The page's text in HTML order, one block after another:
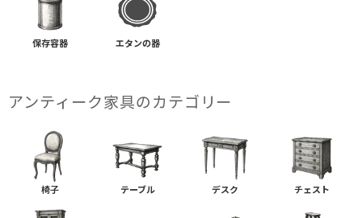
保存容器 エタンの器
アンティーク家具の​カテゴリー
椅子 テーブル デスク チェスト